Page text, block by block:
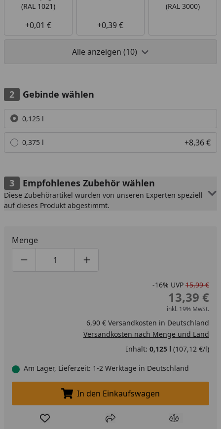
(RAL 1021)
+0,01 € +0,39 €
(RAL 3000)
Alle anzeigen (10)
Gebinde wählen
Alle anzeigen (2)
0,125 l
0,375 l +8,36 €
Empfohlenes Zubehör wählen
Diese Zubehörartikel wurden von unseren Experten speziell
auf dieses Produkt abgestimmt.
Menge
Produktmenge um eins verringern
Produktmenge manuell eingeben
Produktmenge um eins erhöhen
-16% UVP 15,99 €
13,39 €
inkl. 19% MwSt.
6,90 € Versandkosten in Deutschland
Versandkosten nach Menge und Land
Inhalt: 0,125 l (107,12 €/l)
Am Lager, Lieferzeit: 1-2 Werktage in Deutschland
In den Einkaufswagen legen
In den Einkaufswagen
Produkt zur Wunschliste hinzufügen
Teilen Produkt